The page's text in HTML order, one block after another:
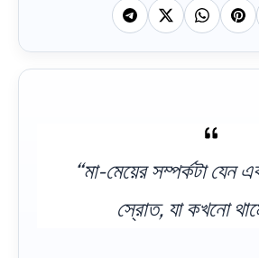
“মা-মেয়ের সম্পর্কটা যেন
স্রোত, যা কখনো